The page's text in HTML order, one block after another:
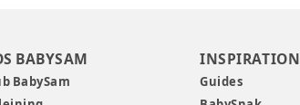
BABYSAM
BabySam
INSPIRATION
Guides